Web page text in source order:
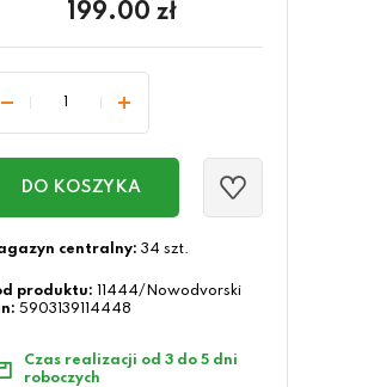
199.00 zł
DO KOSZYKA
centralny: 34 szt.
produktu:
11444/Nowodvorski
5903139114448
Czas realizacji od 3 do 5 dni
roboczych